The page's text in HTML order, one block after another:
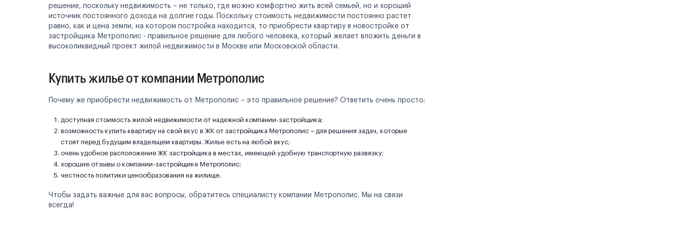
решение, поскольку недвижимость – не только, где можно комфортно жить всей семьей, но и хороший
источник постоянного дохода на долгие годы. Поскольку стоимость недвижимости постоянно растет
равно, как и цена земли, на котором постройка находится, то приобрести квартиру в новостройке от
застройщика Метрополис - правильное решение для любого человека, который желает вложить деньги в
высоколиквидный проект жилой недвижимости в Москве или Московской области.
Купить жилье от компании Метрополис
Почему же приобрести недвижимость от Метрополис – это правильное решение? Ответить очень просто:
доступная стоимость жилой недвижимости от надежной компании-застройщика;
возможность купить квартиру на свой вкус в ЖК от застройщика Метрополис – для решения задач, которые
стоят перед будущим владельцем квартиры. Жилье есть на любой вкус;
очень удобное расположение ЖК застройщика в местах, имеющей удобную транспортную развязку;
хорошие отзывы о компании-застройщике Метрополис;
честность политики ценообразования на жилище.
Чтобы задать важные для вас вопросы, обратитесь специалисту компании Метрополис. Мы на связи
всегда!